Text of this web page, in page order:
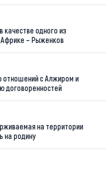
качестве одного из
– Рыженков
с Алжиром и
договоренностей
на территории
на родину